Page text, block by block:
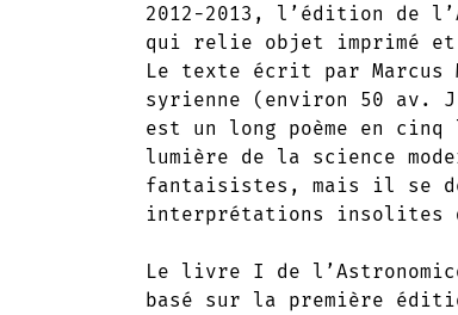
2012-2013, l’édition de
qui relie objet imprimé et
Le texte écrit par Marcus
syrienne (environ 50 av.
est un long poème en
lumière de la science
fantaisistes, mais il se
interprétations insolites
Le livre I de
basé sur la première